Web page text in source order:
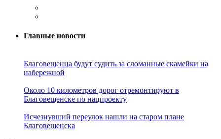
Главные новости
Благовещенца будут судить за сломанные скамейки на
набережной
Около 10 километров дорог отремонтируют в
Благовещенске по нацпроекту
Исчезнувший переулок нашли на старом плане
Благовещенска